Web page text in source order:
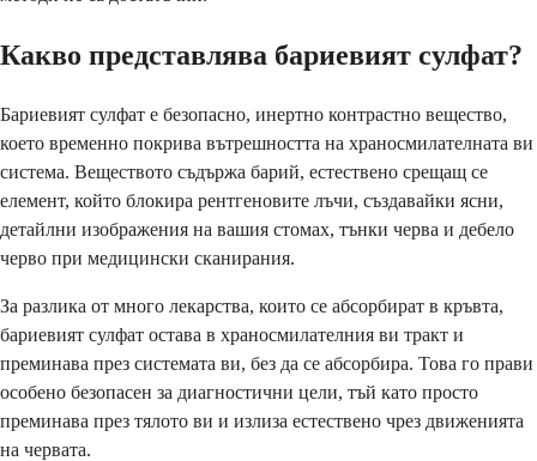
Какво представлява бариевият сулфат?
Бариевият сулфат е безопасно, инертно контрастно вещество,
което временно покрива вътрешността на храносмилателната ви
система. Веществото съдържа барий, естествено срещащ се
елемент, който блокира рентгеновите лъчи, създавайки ясни,
детайлни изображения на вашия стомах, тънки черва и дебело
черво при медицински сканирания.
За разлика от много лекарства, които се абсорбират в кръвта,
бариевият сулфат остава в храносмилателния ви тракт и
преминава през системата ви, без да се абсорбира. Това го прави
особено безопасен за диагностични цели, тъй като просто
преминава през тялото ви и излиза естествено чрез движенията
на червата.